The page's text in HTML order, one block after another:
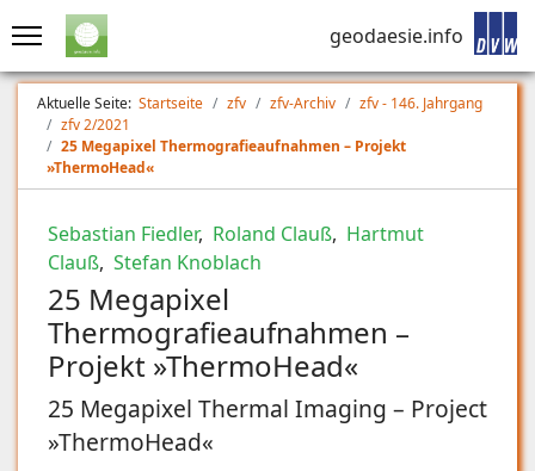
geodaesie.info
Aktuelle Seite: Startseite zfv zfv-Archiv
zfv - 146. Jahrgang
zfv 2/2021
25 Megapixel Thermografieaufnahmen – Projekt
»ThermoHead«
Sebastian Fiedler, Roland Clauß, Hartmut
Clauß, Stefan Knoblach
25 Megapixel
Thermografieaufnahmen –
Projekt »ThermoHead«
25 Megapixel Thermal Imaging – Project
»ThermoHead«